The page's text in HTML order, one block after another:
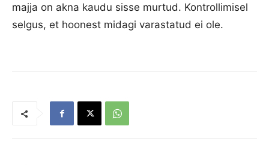
majja on akna kaudu sisse murtud. Kontrollimisel
selgus, et hoonest midagi varastatud ei ole.